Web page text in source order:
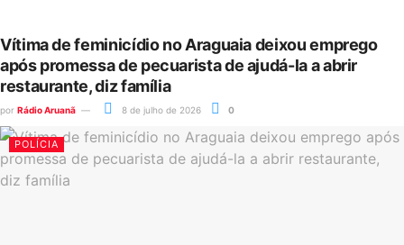
Vítima de feminicídio no Araguaia deixou emprego
após promessa de pecuarista de ajudá-la a abrir
restaurante, diz família
por Rádio Aruanã 8 de julho de 2026 0
POLÍCIA